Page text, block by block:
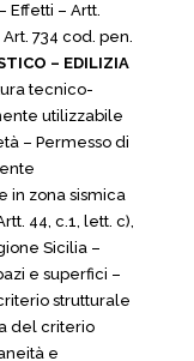
Effetti – Artt.
734 cod. pen.
– EDILIZIA
tecnico-
utilizzabile
– Permesso di
in zona sismica
44, c.1, lett. c),
Sicilia –
e superfici –
strutturale
del criterio
e